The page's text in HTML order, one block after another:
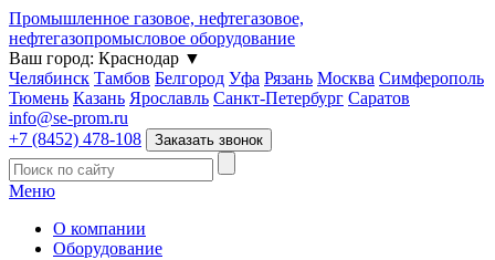
Промышленное газовое, нефтегазовое,
нефтегазопромысловое оборудование
Ваш город: Краснодар ▼
Челябинск Тамбов Белгород Уфа Рязань Москва Симферополь
Тюмень Казань Ярославль Санкт-Петербург Саратов
info@se-prom.ru
+7 (8452) 478-108
Заказать звонок
Меню
О компании
Оборудование